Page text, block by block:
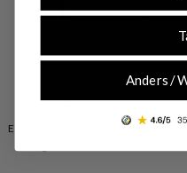
Eenvoudig retourneren
Anders /